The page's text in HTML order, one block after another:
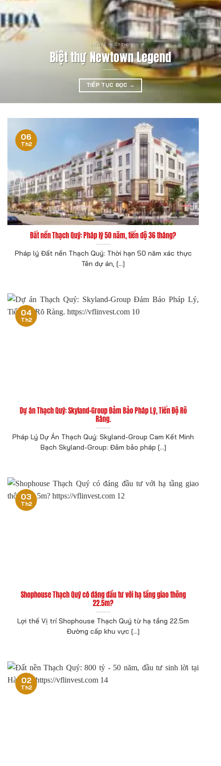
LIỀN KỀ - BIỆT THỰ
Biệt thự Newtown Legend
TIẾP TỤC ĐỌC →
Đất nền Thạch Quý: Pháp lý 50 năm, tiến độ 36 tháng?
Pháp lý Đất nền Thạch Quý: Thời hạn 50 năm xác thực
Tên dự án, [...]
06
Th2
Dự án Thạch Quý: Skyland-Group Đảm Bảo Pháp Lý, Tiến Độ Rõ
Ràng.
Pháp Lý Dự Án Thạch Quý: Skyland-Group Cam Kết Minh
Bạch Skyland-Group: Đảm bảo pháp [...]
04
Th2
Shophouse Thạch Quý có đáng đầu tư với hạ tầng giao thông
22.5m?
Lợi thế Vị trí Shophouse Thạch Quý từ hạ tầng 22.5m
Đường cấp khu vực [...]
03
Th2
02
Th2